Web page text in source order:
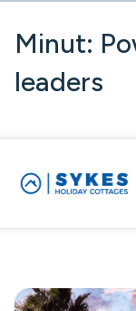
Minut:
leaders